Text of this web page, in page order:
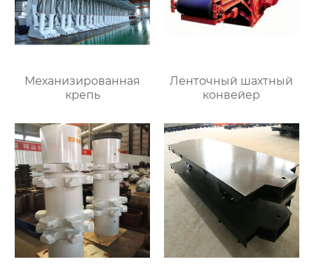
Механизированная
крепь
Ленточный шахтный
конвейер